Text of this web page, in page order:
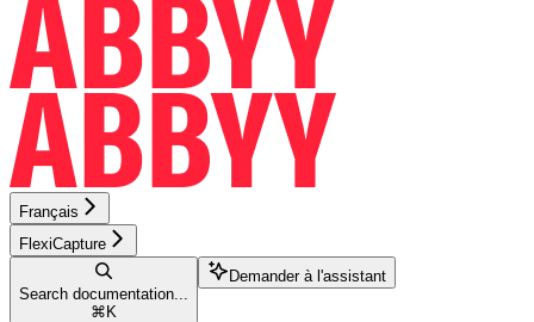
Français
FlexiCapture
Search documentation...
⌘ K
Demander à l'assistant